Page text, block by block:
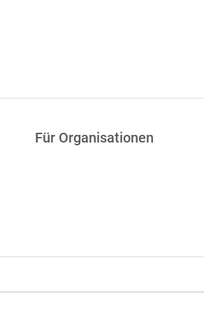
Für Organisationen